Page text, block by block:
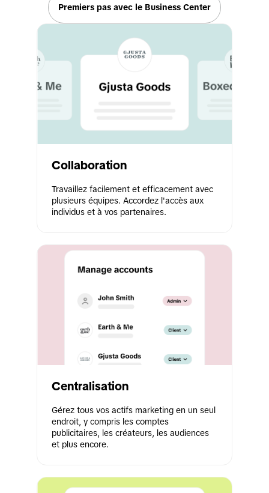
Premiers pas avec le Business Center
Collaboration
Travaillez facilement et efficacement avec
plusieurs équipes. Accordez l'accès aux
individus et à vos partenaires.
Centralisation
Gérez tous vos actifs marketing en un seul
endroit, y compris les comptes
publicitaires, les créateurs, les audiences
et plus encore.